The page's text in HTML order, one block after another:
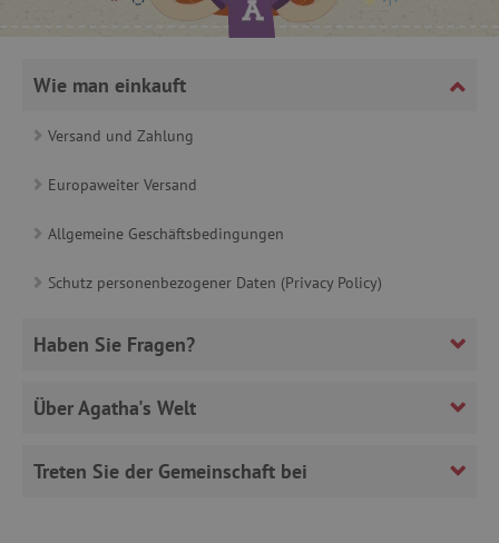
Wie man einkauft
Versand und Zahlung
Europaweiter Versand
Allgemeine Geschäftsbedingungen
Schutz personenbezogener Daten (Privacy Policy)
Haben Sie Fragen?
Über Agatha's Welt
Treten Sie der Gemeinschaft bei
product_filter_remember www.agathaswelt.de
CookieScriptConsent
.heureka.cz
_sp_id.ab3e www.agathaswelt.de